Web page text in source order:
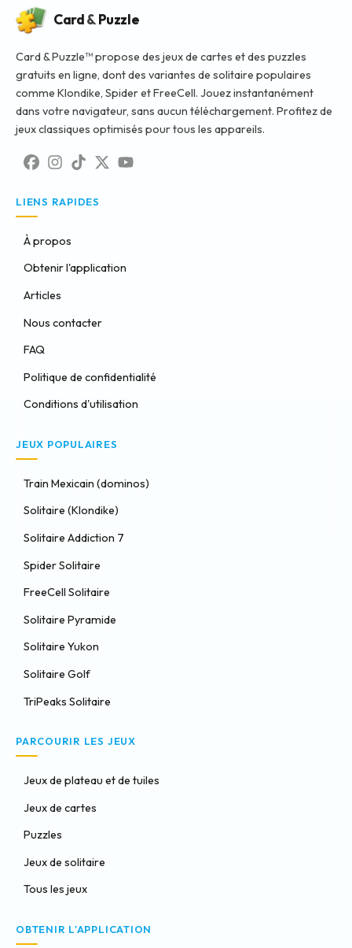
Card&Puzzle
Card & Puzzle™ propose des jeux de cartes et des puzzles
gratuits en ligne, dont des variantes de solitaire populaires
comme Klondike, Spider et FreeCell. Jouez instantanément
dans votre navigateur, sans aucun téléchargement. Profitez de
jeux classiques optimisés pour tous les appareils.
LIENS RAPIDES
À propos
Obtenir l'application
Articles
Nous contacter
FAQ
Politique de confidentialité
Conditions d'utilisation
JEUX POPULAIRES
Train Mexicain (dominos)
Solitaire (Klondike)
Solitaire Addiction 7
Spider Solitaire
FreeCell Solitaire
Solitaire Pyramide
Solitaire Yukon
Solitaire Golf
TriPeaks Solitaire
PARCOURIR LES JEUX
Jeux de plateau et de tuiles
Jeux de cartes
Puzzles
Jeux de solitaire
Tous les jeux
OBTENIR L'APPLICATION